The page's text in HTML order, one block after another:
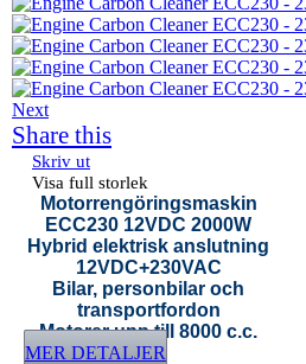
Next
Share this
Skriv ut
Visa full storlek
Motorrengöringsmaskin
ECC230 12VDC 2000W
Hybrid elektrisk anslutning
12VDC+230VAC
Bilar, personbilar och
transportfordon
Motorer upp till 8000 c.c.
MER DETALJER